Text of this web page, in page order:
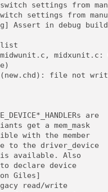
[GK] Beast of
[GK] Ubisoft : fin de partie
[GK] Mémoire cash -
[GK] Dan Houser (GTA)
[GK] Comment EA Sports
[GK] Crimson Moon : un
[GK] Isle of Reveries : le
[GK] Moonlighter 2 : The
[GK] Capcom relance
[Mo5] Deux inédits du
[GK] Le beat'em up The
[LTF] Eté 2026 - Séquence 6
settings from
settings from
Assert in debug
list
midxunit.c:
(new.chd): file not
are
get a mem_mask
with the member
to the driver_device
is available. Also
to declare device
Giles]
read/write